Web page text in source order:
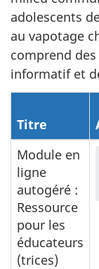
adolescents
au vapotage
comprend
informatif et
Titre
Module en
ligne
autogéré :
Ressource
pour les
éducateurs
(trices)